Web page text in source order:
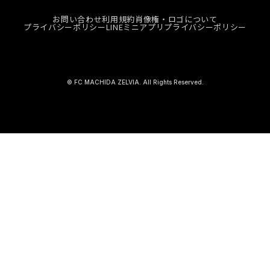
お問い合わせ利用規約肖像権・ロゴについて
プライバシーポリシーLINEミニアプリプライバシーポリシー
© FC MACHIDA ZELVIA. All Rights Reserved.